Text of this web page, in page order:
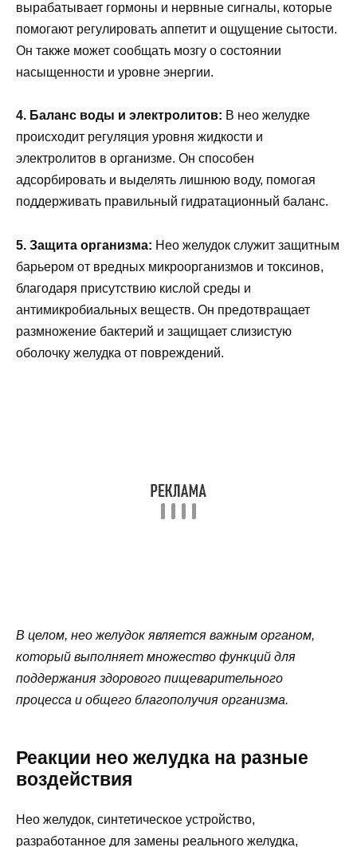
вырабатывает гормоны и нервные сигналы, которые
помогают регулировать аппетит и ощущение сытости.
Он также может сообщать мозгу о состоянии
насыщенности и уровне энергии.
4. Баланс воды и электролитов: В нео желудке
происходит регуляция уровня жидкости и
электролитов в организме. Он способен
адсорбировать и выделять лишнюю воду, помогая
поддерживать правильный гидратационный баланс.
5. Защита организма: Нео желудок служит защитным
барьером от вредных микроорганизмов и токсинов,
благодаря присутствию кислой среды и
антимикробиальных веществ. Он предотвращает
размножение бактерий и защищает слизистую
оболочку желудка от повреждений.
В целом, нео желудок является важным органом,
который выполняет множество функций для
поддержания здорового пищеварительного
процесса и общего благополучия организма.
Реакции нео желудка на разные
воздействия
Нео желудок, синтетическое устройство,
разработанное для замены реального желудка,